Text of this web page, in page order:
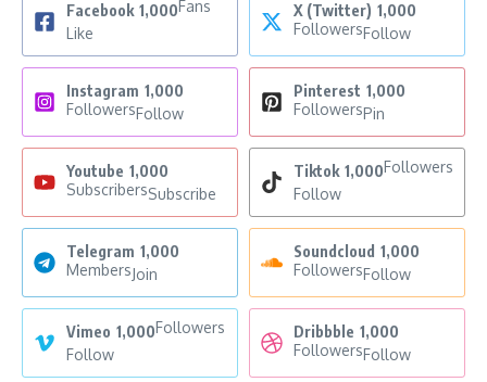
Facebook 1,000Fans
Like
X (Twitter) 1,000
FollowersFollow
Instagram 1,000
FollowersFollow
Pinterest 1,000
FollowersPin
Youtube 1,000
SubscribersSubscribe
Tiktok 1,000Followers
Follow
Telegram 1,000
MembersJoin
Soundcloud 1,000
FollowersFollow
Vimeo 1,000Followers
Follow
Dribbble 1,000
FollowersFollow